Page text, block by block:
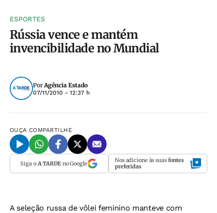
ESPORTES
Rússia vence e mantém
invencibilidade no Mundial
PorAgência Estado
07/11/2010 - 12:37 h
OUÇA COMPARTILHE
Siga o A TARDEno Google Nos adicione às suas fontes
preferidas
A seleção russa de vôlei feminino manteve com